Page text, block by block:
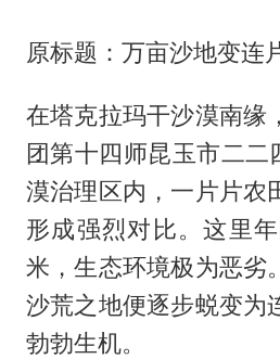
原标题：万亩沙地变连
在塔克拉玛干沙漠南缘
团第十四师昆玉市二二
漠治理区内，一片片农
形成强烈对比。这里
米，生态环境极为恶劣
沙荒之地便逐步蜕变为
勃勃生机。